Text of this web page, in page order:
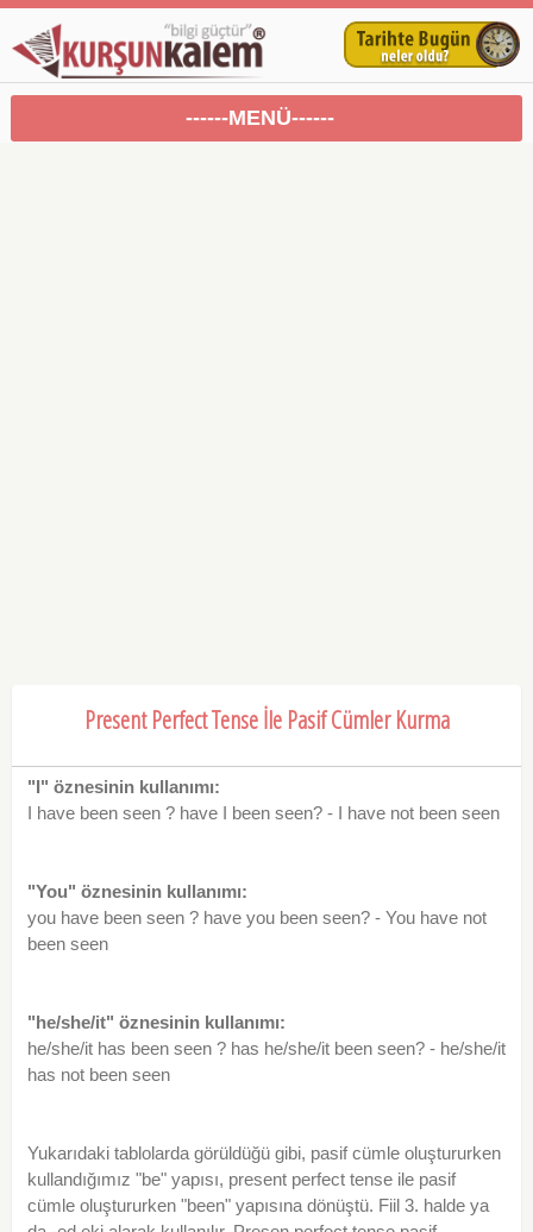
------MENÜ------
Present Perfect Tense İle Pasif Cümler Kurma
"I" öznesinin kullanımı:
I have been seen ? have I been seen? - I have not been seen
"You" öznesinin kullanımı:
you have been seen ? have you been seen? - You have not
been seen
"he/she/it" öznesinin kullanımı:
he/she/it has been seen ? has he/she/it been seen? - he/she/it
has not been seen
Yukarıdaki tablolarda görüldüğü gibi, pasif cümle oluştururken
kullandığımız "be" yapısı, present perfect tense ile pasif
cümle oluştururken "been" yapısına dönüştü. Fiil 3. halde ya